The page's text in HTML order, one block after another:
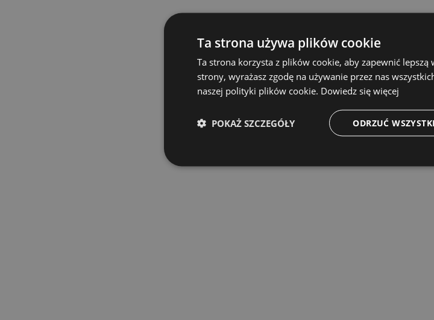
Ta strona używa plików cookie
Ta strona korzysta z plików cookie, aby zapewnić
strony, wyrażasz zgodę na używanie przez nas
naszej polityki plików cookie. Dowiedz się więcej
ODRZUĆ
POKAŻ SZCZEGÓŁY